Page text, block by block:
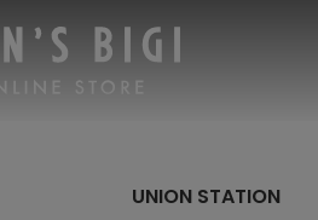
UNION STATION